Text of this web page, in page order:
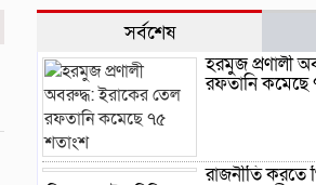
সর্বশেষ
হরমুজ প্রণালী
রফতানি
রাজনীতি করতে